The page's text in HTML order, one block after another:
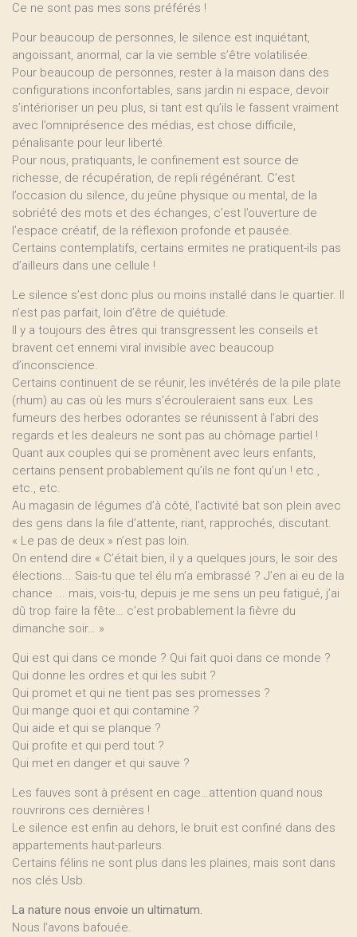
Ce ne sont pas mes sons préférés !
Pour beaucoup de personnes, le silence est inquiétant,
angoissant, anormal, car la vie semble s’être volatilisée.
Pour beaucoup de personnes, rester à la maison dans des
configurations inconfortables, sans jardin ni espace, devoir
s’intérioriser un peu plus, si tant est qu’ils le fassent vraiment
avec l’omniprésence des médias, est chose difficile,
pénalisante pour leur liberté.
Pour nous, pratiquants, le confinement est source de
richesse, de récupération, de repli régénérant. C’est
l’occasion du silence, du jeûne physique ou mental, de la
sobriété des mots et des échanges, c’est l’ouverture de
l’espace créatif, de la réflexion profonde et pausée.
Certains contemplatifs, certains ermites ne pratiquent-ils pas
d’ailleurs dans une cellule !
Le silence s’est donc plus ou moins installé dans le quartier. Il
n’est pas parfait, loin d’être de quiétude.
Il y a toujours des êtres qui transgressent les conseils et
bravent cet ennemi viral invisible avec beaucoup
d’inconscience.
Certains continuent de se réunir, les invétérés de la pile plate
(rhum) au cas où les murs s’écrouleraient sans eux. Les
fumeurs des herbes odorantes se réunissent à l’abri des
regards et les dealeurs ne sont pas au chômage partiel !
Quant aux couples qui se promènent avec leurs enfants,
certains pensent probablement qu’ils ne font qu’un ! etc.,
etc., etc.
Au magasin de légumes d’à côté, l’activité bat son plein avec
des gens dans la file d’attente, riant, rapprochés, discutant.
« Le pas de deux » n’est pas loin.
On entend dire « C’était bien, il y a quelques jours, le soir des
élections... Sais-tu que tel élu m’a embrassé ? J’en ai eu de la
chance ... mais, vois-tu, depuis je me sens un peu fatigué, j’ai
dû trop faire la fête… c’est probablement la fièvre du
dimanche soir… »
Qui est qui dans ce monde ? Qui fait quoi dans ce monde ?
Qui donne les ordres et qui les subit ?
Qui promet et qui ne tient pas ses promesses ?
Qui mange quoi et qui contamine ?
Qui aide et qui se planque ?
Qui profite et qui perd tout ?
Qui met en danger et qui sauve ?
Les fauves sont à présent en cage…attention quand nous
rouvrirons ces dernières !
Le silence est enfin au dehors, le bruit est confiné dans des
appartements haut-parleurs.
Certains félins ne sont plus dans les plaines, mais sont dans
nos clés Usb.
La nature nous envoie un ultimatum.
Nous l’avons bafouée.